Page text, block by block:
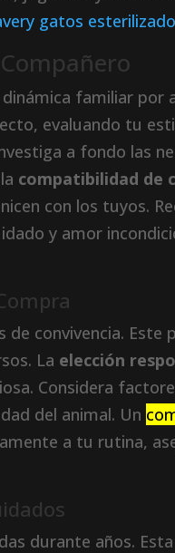
gatos
familiar por
evaluando tu
a fondo las
compatibilidad de
con los tuyos.
y amor
convivencia. Este
La elección
Considera
del animal. Un
a tu rutina,
durante años. Esta